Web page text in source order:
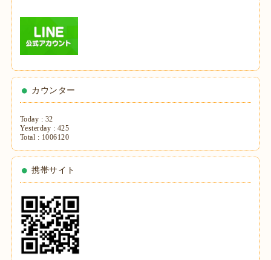
カウンター
Today : 32
Yesterday : 425
Total : 1006120
携帯サイト